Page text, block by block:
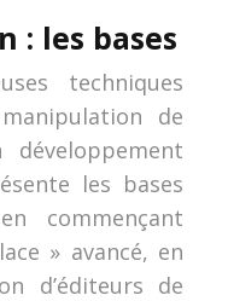
: les bases
techniques
de
les bases
commençant
» avancé, en
d’éditeurs de